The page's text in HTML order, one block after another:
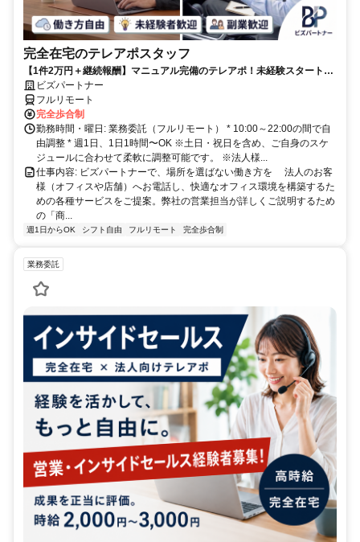
完全在宅のテレアポスタッフ
【1件2万円＋継続報酬】マニュアル完備のテレアポ！未経験スタートの
副業スタッフ活躍中／丁寧なフォロー体制あり
ビズパートナー
フルリモート
完全歩合制
勤務時間・曜日: 業務委託（フルリモート） * 10:00～22:00の間で自
由調整 * 週1日、1日1時間〜OK ※土日・祝日を含め、ご自身のスケ
ジュールに合わせて柔軟に調整可能です。 ※法人様...
仕事内容: ビズパートナーで、場所を選ばない働き方を 法人のお客
様（オフィスや店舗）へお電話し、快適なオフィス環境を構築するた
めの各種サービスをご提案。弊社の営業担当が詳しくご説明するため
の「商...
週1日からOK シフト自由 フルリモート 完全歩合制
業務委託